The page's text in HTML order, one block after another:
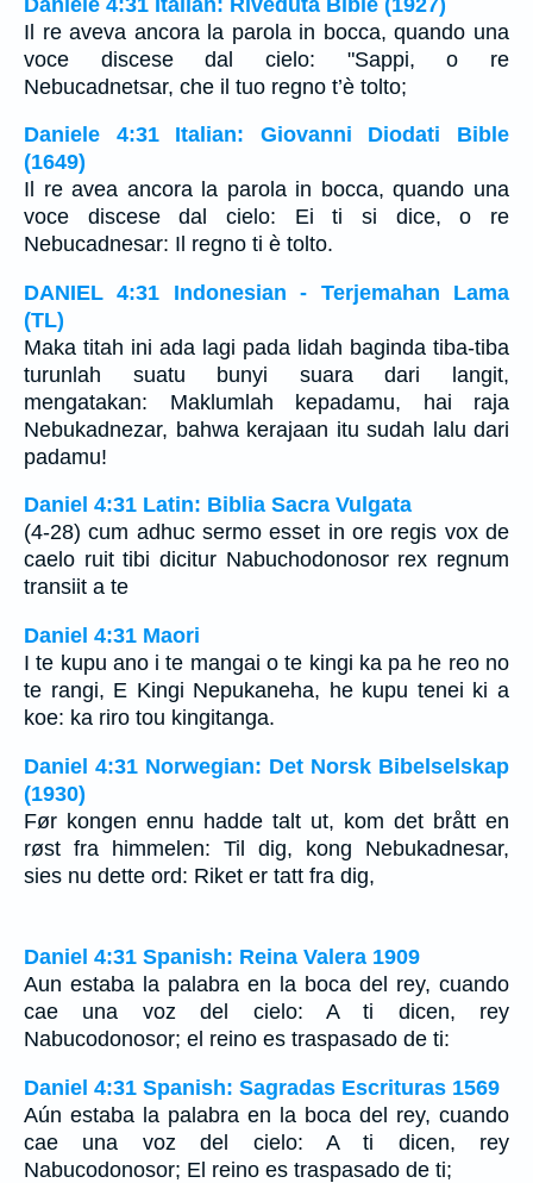
Il re aveva ancora la parola in bocca, quando una
voce discese dal cielo: "Sappi, o re
Nebucadnetsar, che il tuo regno t’è tolto;
Daniele 4:31 Italian: Giovanni Diodati Bible
(1649)
Il re avea ancora la parola in bocca, quando una
voce discese dal cielo: Ei ti si dice, o re
Nebucadnesar: Il regno ti è tolto.
DANIEL 4:31 Indonesian - Terjemahan Lama
(TL)
Maka titah ini ada lagi pada lidah baginda tiba-tiba
turunlah suatu bunyi suara dari langit,
mengatakan: Maklumlah kepadamu, hai raja
Nebukadnezar, bahwa kerajaan itu sudah lalu dari
padamu!
Daniel 4:31 Latin: Biblia Sacra Vulgata
(4-28) cum adhuc sermo esset in ore regis vox de
caelo ruit tibi dicitur Nabuchodonosor rex regnum
transiit a te
Daniel 4:31 Maori
I te kupu ano i te mangai o te kingi ka pa he reo no
te rangi, E Kingi Nepukaneha, he kupu tenei ki a
koe: ka riro tou kingitanga.
Daniel 4:31 Norwegian: Det Norsk Bibelselskap
(1930)
Før kongen ennu hadde talt ut, kom det brått en
røst fra himmelen: Til dig, kong Nebukadnesar,
sies nu dette ord: Riket er tatt fra dig,
Daniel 4:31 Spanish: Reina Valera 1909
Aun estaba la palabra en la boca del rey, cuando
cae una voz del cielo: A ti dicen, rey
Nabucodonosor; el reino es traspasado de ti:
Daniel 4:31 Spanish: Sagradas Escrituras 1569
Aún estaba la palabra en la boca del rey, cuando
cae una voz del cielo: A ti dicen, rey
Nabucodonosor; El reino es traspasado de ti;